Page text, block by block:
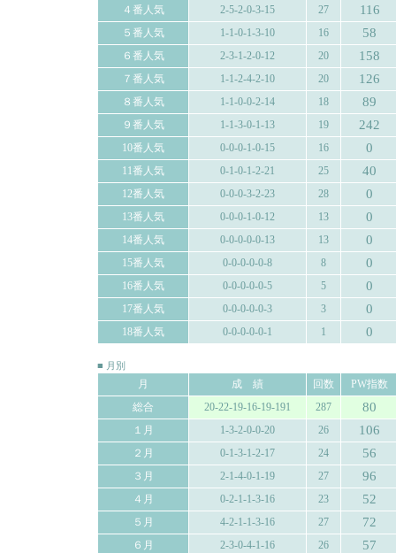
４番人気 2-5-2-0-3-15 27 116
５番人気 1-1-0-1-3-10 16 58
６番人気 2-3-1-2-0-12 20 158
７番人気 1-1-2-4-2-10 20 126
８番人気 1-1-0-0-2-14 18 89
９番人気 1-1-3-0-1-13 19 242
10番人気 0-0-0-1-0-15 16 0
11番人気 0-1-0-1-2-21 25 40
12番人気 0-0-0-3-2-23 28 0
13番人気 0-0-0-1-0-12 13 0
14番人気 0-0-0-0-0-13 13 0
15番人気 0-0-0-0-0-8 8 0
16番人気 0-0-0-0-0-5 5 0
17番人気 0-0-0-0-0-3 3 0
18番人気 0-0-0-0-0-1 1 0
■ 月別
月 成 績 回数
PW指数
総合
20-22-19-16-19-191 287 80
１月 1-3-2-0-0-20 26 106
２月 0-1-3-1-2-17 24 56
３月 2-1-4-0-1-19 27 96
４月 0-2-1-1-3-16 23 52
５月 4-2-1-1-3-16 27 72
６月 2-3-0-4-1-16 26 57